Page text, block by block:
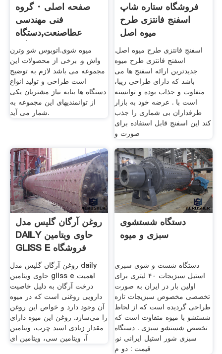
صفحه اصلی · گروه
فنی مهندسی
عطاصنعت,دستگاه
قالیشویی,دستگاه
میوه شوی.اتوبوس شو وترن
واش و. برخی از محصولات این
مجموعه می باشد لازم به توضیح
است طراحی و تولید انواع
دستگاه ها بنابه نیاز مشتریان یکی
از توانمندیهای این مجموعه به
شمار می آید.
فروشگاه ستاره شاپ
اسفنج فانتزی طرح
میوه اصل
اسفنج فانتزی طرح میوه اصل.
اسفنج فانتزی طرح میوه
جدیدترین ارائه اسفنج ها می
باشد که دارای طراحی زیبا،
متفاوت و جذاب بوده و توانسته
است با . عرضه خود به بازار
طرفداران بی شماری را جذب
کند این اسفنج قابل استفاده برای
صورت و
روغن آرگان گلیس مدل
DAILY حاوی ویتامین
GLISS E فروشگاه
روغن آرگان گلیس مدل daily
حاوی ویتامین gliss e اهمیت
درخت آرگان به دلیل خاصیت
دارویی روغنی است که در میوه
آن وجود دارد و خواص این روغن
را می‌سازد. روغن این میوه دارای
مقدار زیادی اسید چرب، ویتامین
آ، ویتامین سی، ویتامین ای
دستگاه شستشوی
سبزی و میوه
دستگاه شست و شوی سبزی
استیل سبزیجات ۴۰ لیتری برای
اولین بار در ایران به صورت
تخصصی مخصوص سبزیجات تازه
طراحی گردیده است که از لحاظ
شستشو با میوه متفاوت است که
تخصص شستشو سبزی . دستگاه
سبزی شور استیل ایرانی نو.
قیمت : دو م